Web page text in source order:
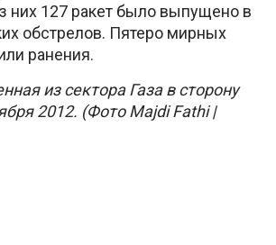
них 127 ракет было выпущено в
обстрелов. Пятеро мирных
ранения.
из сектора Газа в сторону
2012. (Фото Majdi Fathi |